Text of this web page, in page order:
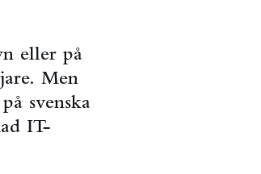
eller på
Men
svenska
IT-